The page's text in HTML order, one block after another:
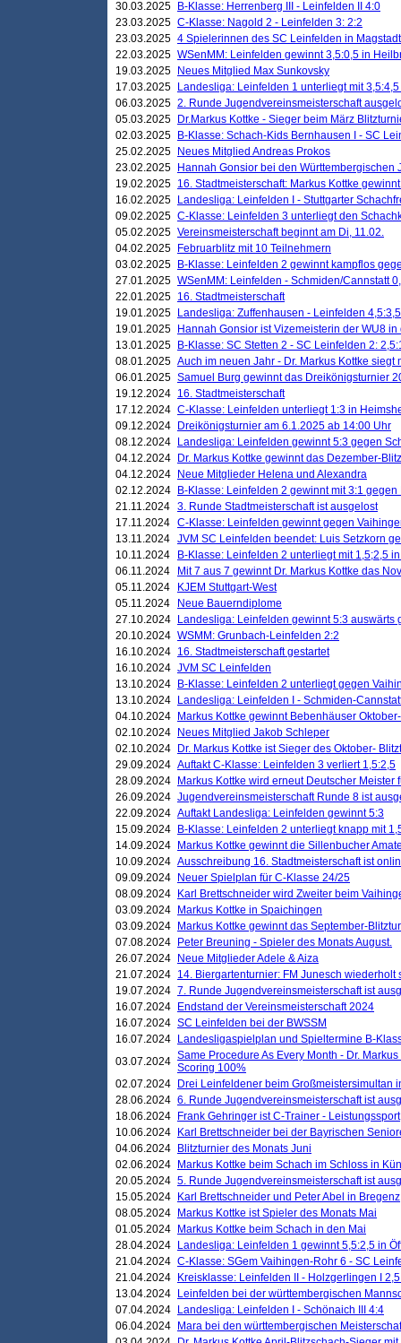
30.03.2025
B-Klasse: Herrenberg III - Leinfelden II 4:0
23.03.2025 C-Klasse: Nagold 2 - Leinfelden 3: 2:2
23.03.2025 4 Spielerinnen des SC Leinfelden in Magstadt
22.03.2025 WSenMM: Leinfelden gewinnt 3,5:0,5 in
19.03.2025
Neues Mitglied Max Sunkovsky
17.03.2025
Landesliga: Leinfelden 1 unterliegt mit
06.03.2025 2. Runde Jugendvereinsmeisterschaft
05.03.2025
Dr.Markus Kottke - Sieger beim März
02.03.2025
B-Klasse: Schach-Kids Bernhausen I - SC
25.02.2025
Neues Mitglied Andreas Prokos
23.02.2025
Hannah Gonsior bei den Württembergischen
19.02.2025 16. Stadtmeisterschaft: Markus Kottke
16.02.2025
Landesliga: Leinfelden I - Stuttgarter
09.02.2025 C-Klasse: Leinfelden 3 unterliegt den
05.02.2025 Vereinsmeisterschaft beginnt am Di, 11.02.
04.02.2025
Februarblitz mit 10 Teilnehmern
03.02.2025
B-Klasse: Leinfelden 2 gewinnt kampflos
27.01.2025 WSenMM: Leinfelden - Schmiden/Cannstatt
22.01.2025 16. Stadtmeisterschaft
19.01.2025
Landesliga: Zuffenhausen - Leinfelden 4,5:3,5
19.01.2025
Hannah Gonsior ist Vizemeisterin der WU8 in
13.01.2025
B-Klasse: SC Stetten 2 - SC Leinfelden 2:
08.01.2025 Auch im neuen Jahr - Dr. Markus Kottke
06.01.2025 Samuel Burg gewinnt das Dreikönigsturnier
19.12.2024 16. Stadtmeisterschaft
17.12.2024 C-Klasse: Leinfelden unterliegt 1:3 in
09.12.2024
Dreikönigsturnier am 6.1.2025 ab 14:00 Uhr
08.12.2024
Landesliga: Leinfelden gewinnt 5:3 gegen
04.12.2024
Dr. Markus Kottke gewinnt das Dezember-
04.12.2024
Neue Mitglieder Helena und Alexandra
02.12.2024
B-Klasse: Leinfelden 2 gewinnt mit 3:1
21.11.2024 3. Runde Stadtmeisterschaft ist ausgelost
17.11.2024 C-Klasse: Leinfelden gewinnt gegen
13.11.2024 JVM SC Leinfelden beendet: Luis Setzkorn
10.11.2024
B-Klasse: Leinfelden 2 unterliegt mit 1,5;2,5
06.11.2024
Mit 7 aus 7 gewinnt Dr. Markus Kottke das
05.11.2024
KJEM Stuttgart-West
05.11.2024
Neue Bauerndiplome
27.10.2024
Landesliga: Leinfelden gewinnt 5:3 auswärts
20.10.2024 WSMM: Grunbach-Leinfelden 2:2
16.10.2024 16. Stadtmeisterschaft gestartet
16.10.2024 JVM SC Leinfelden
13.10.2024
B-Klasse: Leinfelden 2 unterliegt gegen
13.10.2024
Landesliga: Leinfelden I - Schmiden-
04.10.2024
Markus Kottke gewinnt Bebenhäuser
02.10.2024
Neues Mitglied Jakob Schleper
02.10.2024
Dr. Markus Kottke ist Sieger des Oktober-
29.09.2024 Auftakt C-Klasse: Leinfelden 3 verliert 1,5:2,5
28.09.2024
Markus Kottke wird erneut Deutscher Meister
26.09.2024 Jugendvereinsmeisterschaft Runde 8 ist
22.09.2024 Auftakt Landesliga: Leinfelden gewinnt 5:3
15.09.2024
B-Klasse: Leinfelden 2 unterliegt knapp mit
14.09.2024
Markus Kottke gewinnt die Sillenbucher
10.09.2024 Ausschreibung 16. Stadtmeisterschaft ist
09.09.2024
Neuer Spielplan für C-Klasse 24/25
08.09.2024
Karl Brettschneider wird Zweiter beim
03.09.2024
Markus Kottke in Spaichingen
03.09.2024
Markus Kottke gewinnt das September-
07.08.2024
Peter Breuning - Spieler des Monats August.
26.07.2024
Neue Mitglieder Adele & Aiza
21.07.2024 14. Biergartenturnier: FM Junesch wiederholt
19.07.2024 7. Runde Jugendvereinsmeisterschaft ist
16.07.2024
Endstand der Vereinsmeisterschaft 2024
16.07.2024 SC Leinfelden bei der BWSSM
16.07.2024
Landesligaspielplan und Spieltermine B-
03.07.2024 Same Procedure As Every Month - Dr.
Scoring 100%
02.07.2024
Drei Leinfeldener beim Großmeistersimultan
28.06.2024 6. Runde Jugendvereinsmeisterschaft ist
18.06.2024
Frank Gehringer ist C-Trainer - Leistungssport
10.06.2024
Karl Brettschneider bei der Bayrischen
04.06.2024
Blitzturnier des Monats Juni
02.06.2024
Markus Kottke beim Schach im Schloss in
20.05.2024 5. Runde Jugendvereinsmeisterschaft ist
15.05.2024
Karl Brettschneider und Peter Abel in Bregenz
08.05.2024
Markus Kottke ist Spieler des Monats Mai
01.05.2024
Markus Kottke beim Schach in den Mai
28.04.2024
Landesliga: Leinfelden 1 gewinnt 5,5:2,5 in
21.04.2024 C-Klasse: SGem Vaihingen-Rohr 6 - SC
21.04.2024
Kreisklasse: Leinfelden II - Holzgerlingen I
13.04.2024
Leinfelden bei der württembergischen
07.04.2024
Landesliga: Leinfelden I - Schönaich III 4:4
06.04.2024
Mara bei den württembergischen